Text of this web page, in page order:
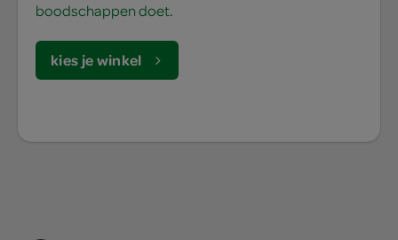
boodschappen doet.
kies je winkel